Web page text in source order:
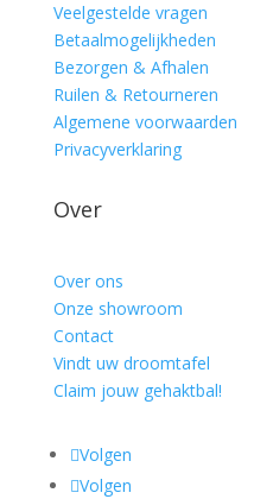
Veelgestelde vragen
Betaalmogelijkheden
Bezorgen & Afhalen
Ruilen & Retourneren
Algemene voorwaarden
Privacyverklaring
Over
Over ons
Onze showroom
Contact
Vindt uw droomtafel
Claim jouw gehaktbal!
Volgen
Volgen